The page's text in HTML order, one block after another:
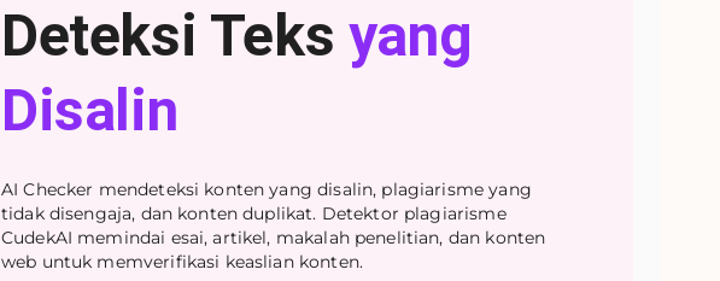
Deteksi Teks yang
Disalin
AI Checker mendeteksi konten yang disalin, plagiarisme yang
tidak disengaja, dan konten duplikat. Detektor plagiarisme
CudekAI memindai esai, artikel, makalah penelitian, dan konten
web untuk memverifikasi keaslian konten.